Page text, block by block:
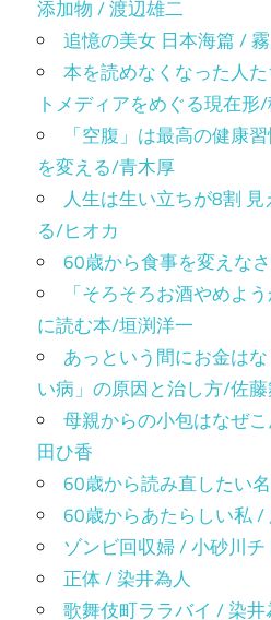
添加物 / 渡辺雄二
追憶の美女 日本海篇 /
本を読めなくなった人
トメディアをめぐる現在形
「空腹」は最高の健康
を変える/青木厚
人生は生い立ちが8割
る/ヒオカ
60歳から食事を変えな
「そろそろお酒やめよ
に読む本/垣渕洋一
あっという間にお金は
い病」の原因と治し方/佐
母親からの小包はなぜ
田ひ香
60歳から読み直したい
60歳からあたらしい私 /
ゾンビ回収婦 / 小砂川チ
正体 / 染井為人
歌舞伎町ララバイ / 染井